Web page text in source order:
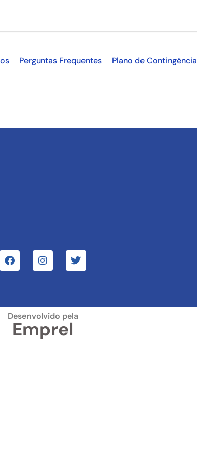
Perguntas Frequentes Plano de Contingência
Desenvolvido pela
Emprel